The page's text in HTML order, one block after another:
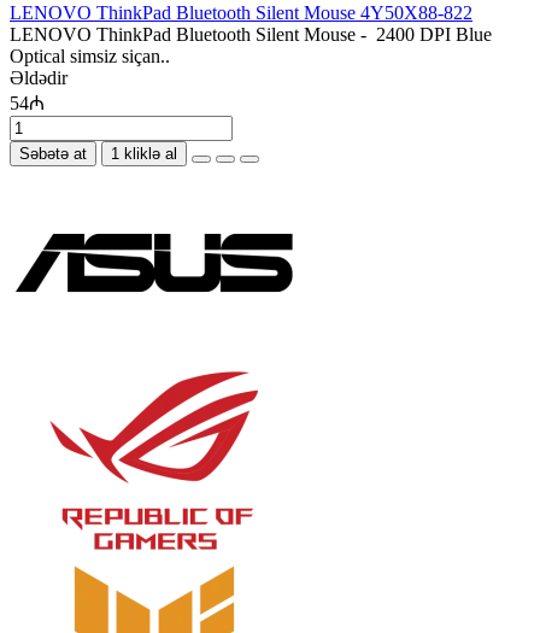
LENOVO ThinkPad Bluetooth Silent Mouse 4Y50X88-822
LENOVO ThinkPad Bluetooth Silent Mouse - 2400 DPI Blue
Optical simsiz siçan..
Əldədir
54₼
Səbətə at 1 kliklə al